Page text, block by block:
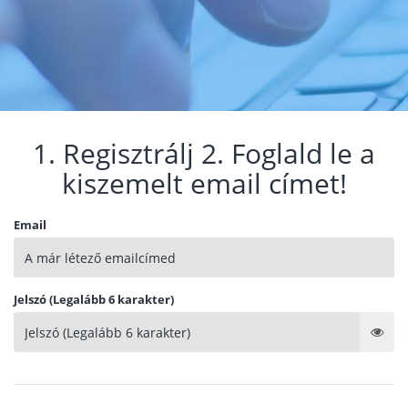
1. Regisztrálj 2. Foglald le a
kiszemelt email címet!
Email
Jelszó (Legalább 6 karakter)